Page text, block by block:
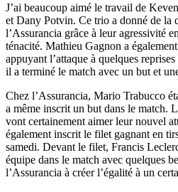
J’ai beaucoup aimé le travail de
et Dany Potvin. Ce trio a donné de la
l’Assurancia grâce à leur agressivité
ténacité. Mathieu Gagnon a
appuyant l’attaque à quelques
il a terminé le match avec un but et
Chez l’Assurancia, Mario Trabucco
a même inscrit un but dans le match.
vont certainement aimer leur nouvel
également inscrit le filet gagnant en
samedi. Devant le filet, Francis
équipe dans le match avec quelques
l’Assurancia à créer l’égalité à un